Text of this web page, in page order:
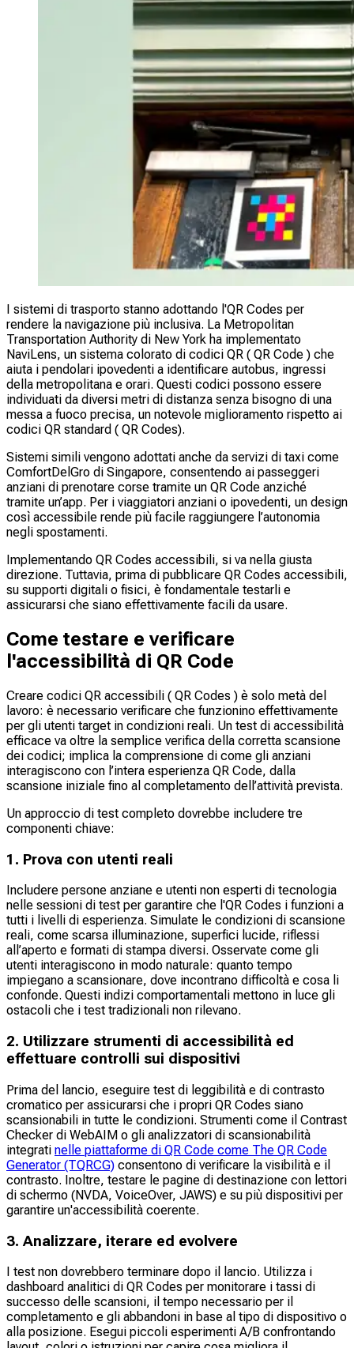
I sistemi di trasporto stanno adottando l'QR Codes per
rendere la navigazione più inclusiva. La Metropolitan
Transportation Authority di New York ha implementato
NaviLens, un sistema colorato di codici QR ( QR Code ) che
aiuta i pendolari ipovedenti a identificare autobus, ingressi
della metropolitana e orari. Questi codici possono essere
individuati da diversi metri di distanza senza bisogno di una
messa a fuoco precisa, un notevole miglioramento rispetto ai
codici QR standard ( QR Codes).
Sistemi simili vengono adottati anche da servizi di taxi come
ComfortDelGro di Singapore, consentendo ai passeggeri
anziani di prenotare corse tramite un QR Code anziché
tramite un’app. Per i viaggiatori anziani o ipovedenti, un design
così accessibile rende più facile raggiungere l’autonomia
negli spostamenti.
Implementando QR Codes accessibili, si va nella giusta
direzione. Tuttavia, prima di pubblicare QR Codes accessibili,
su supporti digitali o fisici, è fondamentale testarli e
assicurarsi che siano effettivamente facili da usare.
Come testare e verificare
l'accessibilità di QR Code
Creare codici QR accessibili ( QR Codes ) è solo metà del
lavoro: è necessario verificare che funzionino effettivamente
per gli utenti target in condizioni reali. Un test di accessibilità
efficace va oltre la semplice verifica della corretta scansione
dei codici; implica la comprensione di come gli anziani
interagiscono con l’intera esperienza QR Code, dalla
scansione iniziale fino al completamento dell’attività prevista.
Un approccio di test completo dovrebbe includere tre
componenti chiave:
1. Prova con utenti reali
Includere persone anziane e utenti non esperti di tecnologia
nelle sessioni di test per garantire che l'QR Codes i funzioni a
tutti i livelli di esperienza. Simulate le condizioni di scansione
reali, come scarsa illuminazione, superfici lucide, riflessi
all’aperto e formati di stampa diversi. Osservate come gli
utenti interagiscono in modo naturale: quanto tempo
impiegano a scansionare, dove incontrano difficoltà e cosa li
confonde. Questi indizi comportamentali mettono in luce gli
ostacoli che i test tradizionali non rilevano.​
2. Utilizzare strumenti di accessibilità ed
effettuare controlli sui dispositivi
Prima del lancio, eseguire test di leggibilità e di contrasto
cromatico per assicurarsi che i propri QR Codes siano
scansionabili in tutte le condizioni. Strumenti come il Contrast
Checker di WebAIM o gli analizzatori di scansionabilità
integrati nelle piattaforme di QR Code come The QR Code
Generator (TQRCG) consentono di verificare la visibilità e il
contrasto. Inoltre, testare le pagine di destinazione con lettori
di schermo (NVDA, VoiceOver, JAWS) e su più dispositivi per
garantire un'accessibilità coerente.​
3. Analizzare, iterare ed evolvere
I test non dovrebbero terminare dopo il lancio. Utilizza i
dashboard analitici di QR Codes per monitorare i tassi di
successo delle scansioni, il tempo necessario per il
completamento e gli abbandoni in base al tipo di dispositivo o
alla posizione. Esegui piccoli esperimenti A/B confrontando